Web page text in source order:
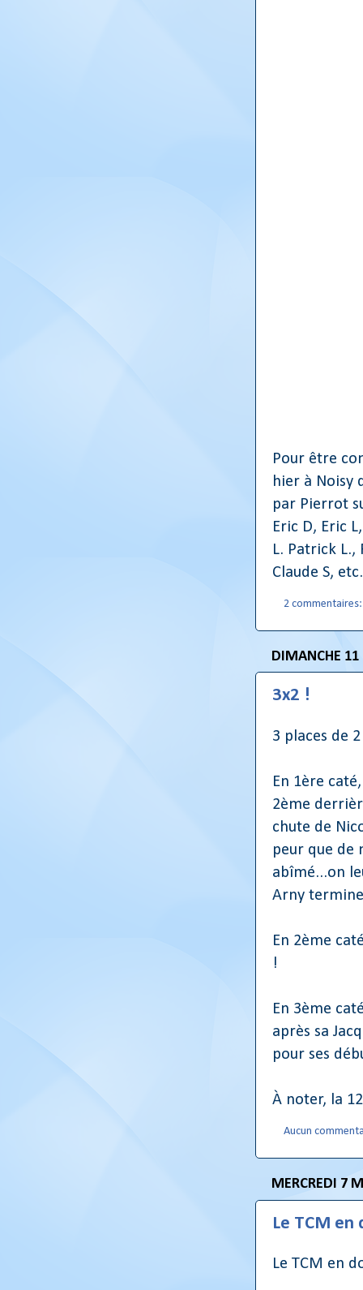
Pour être
hier à Noisy
par Pierrot
Eric D, Eric
L. Patrick L.,
Claude S,
2
DIMANCHE 11
3x2 !
3 places de
En 1ère
2ème
chute de
peur que de
abîmé...on
Arny
En 2ème
!
En 3ème
après sa
pour ses
À noter, la
Aucun
MERCREDI 7
Le TCM en
Le TCM en